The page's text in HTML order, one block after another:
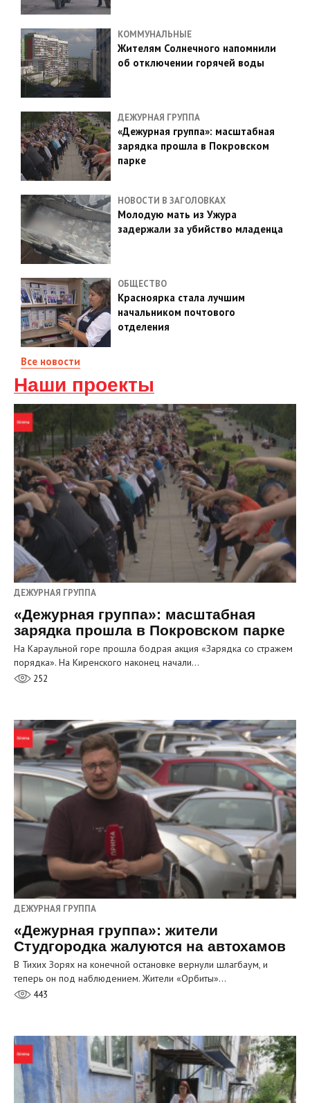
КОММУНАЛЬНЫЕ
Жителям Солнечного напомнили
об отключении горячей воды
ДЕЖУРНАЯ ГРУППА
«Дежурная группа»: масштабная
зарядка прошла в Покровском
парке
НОВОСТИ В ЗАГОЛОВКАХ
Молодую мать из Ужура
задержали за убийство младенца
ОБЩЕСТВО
Красноярка стала лучшим
начальником почтового
отделения
Все новости
Наши проекты
ДЕЖУРНАЯ ГРУППА
«Дежурная группа»: масштабная
зарядка прошла в Покровском парке
На Караульной горе прошла бодрая акция «Зарядка со стражем
порядка». На Киренского наконец начали…
252
ДЕЖУРНАЯ ГРУППА
«Дежурная группа»: жители
Студгородка жалуются на автохамов
В Тихих Зорях на конечной остановке вернули шлагбаум, и
теперь он под наблюдением. Жители «Орбиты»…
443